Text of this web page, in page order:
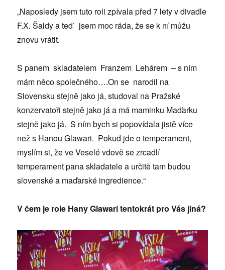
„Naposledy jsem tuto roli zpívala před 7 lety v divadle
F.X. Šaldy a teď jsem moc ráda, že se k ní můžu
znovu vrátit.
S panem skladatelem Franzem Lehárem – s ním
mám něco společného….On se narodil na
Slovensku stejně jako já, studoval na Pražské
konzervatoři stejně jako já a má maminku Maďarku
stejně jako já. S ním bych si popovídala jistě více
než s Hanou Glawari. Pokud jde o temperament,
myslím si, že ve Veselé vdově se zrcadlí
temperament pana skladatele a určitě tam budou
slovenské a maďarské ingredience.“
V čem je role Hany Glawari tentokrát pro Vás jiná?